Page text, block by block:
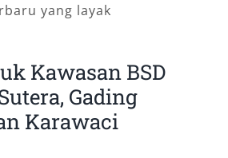
yang layak
Kawasan BSD
Gading
Karawaci